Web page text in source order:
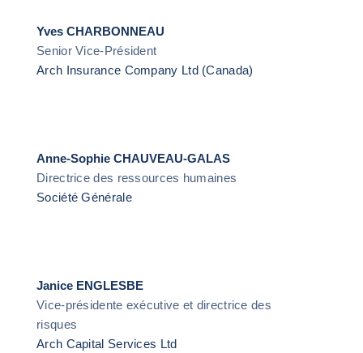
Yves CHARBONNEAU
Senior Vice-Président
Arch Insurance Company Ltd (Canada)
Anne-Sophie CHAUVEAU-GALAS
Directrice des ressources humaines
Société Générale
Janice ENGLESBE
Vice-présidente exécutive et directrice des
risques
Arch Capital Services Ltd